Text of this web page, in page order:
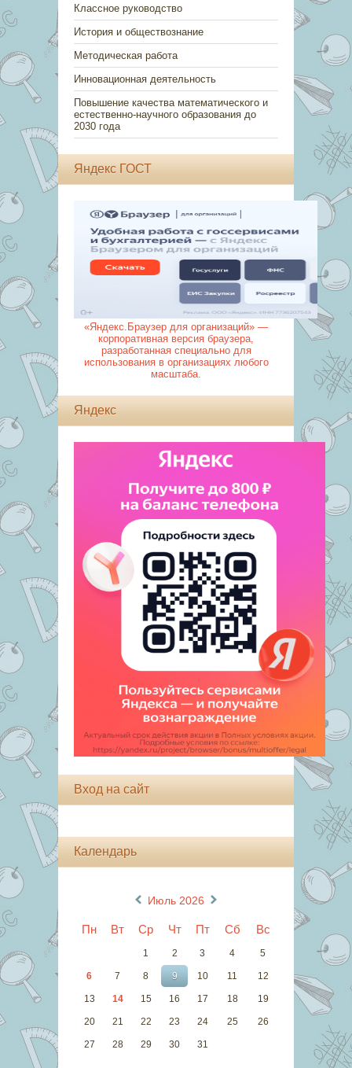
Классное руководство
История и обществознание
Методическая работа
Инновационная деятельность
Повышение качества математического и
естественно-научного образования до
2030 года
Яндекс ГОСТ
«Яндекс.Браузер для организаций» —
корпоративная версия браузера,
разработанная специально для
использования в организациях любого
масштаба.
Яндекс
Вход на сайт
Календарь
Июль 2026
Пн Вт Ср Чт Пт Сб Вс
1 2 3 4 5
6 7 8 9 10 11 12
13 14 15 16 17 18 19
20 21 22 23 24 25 26
27 28 29 30 31